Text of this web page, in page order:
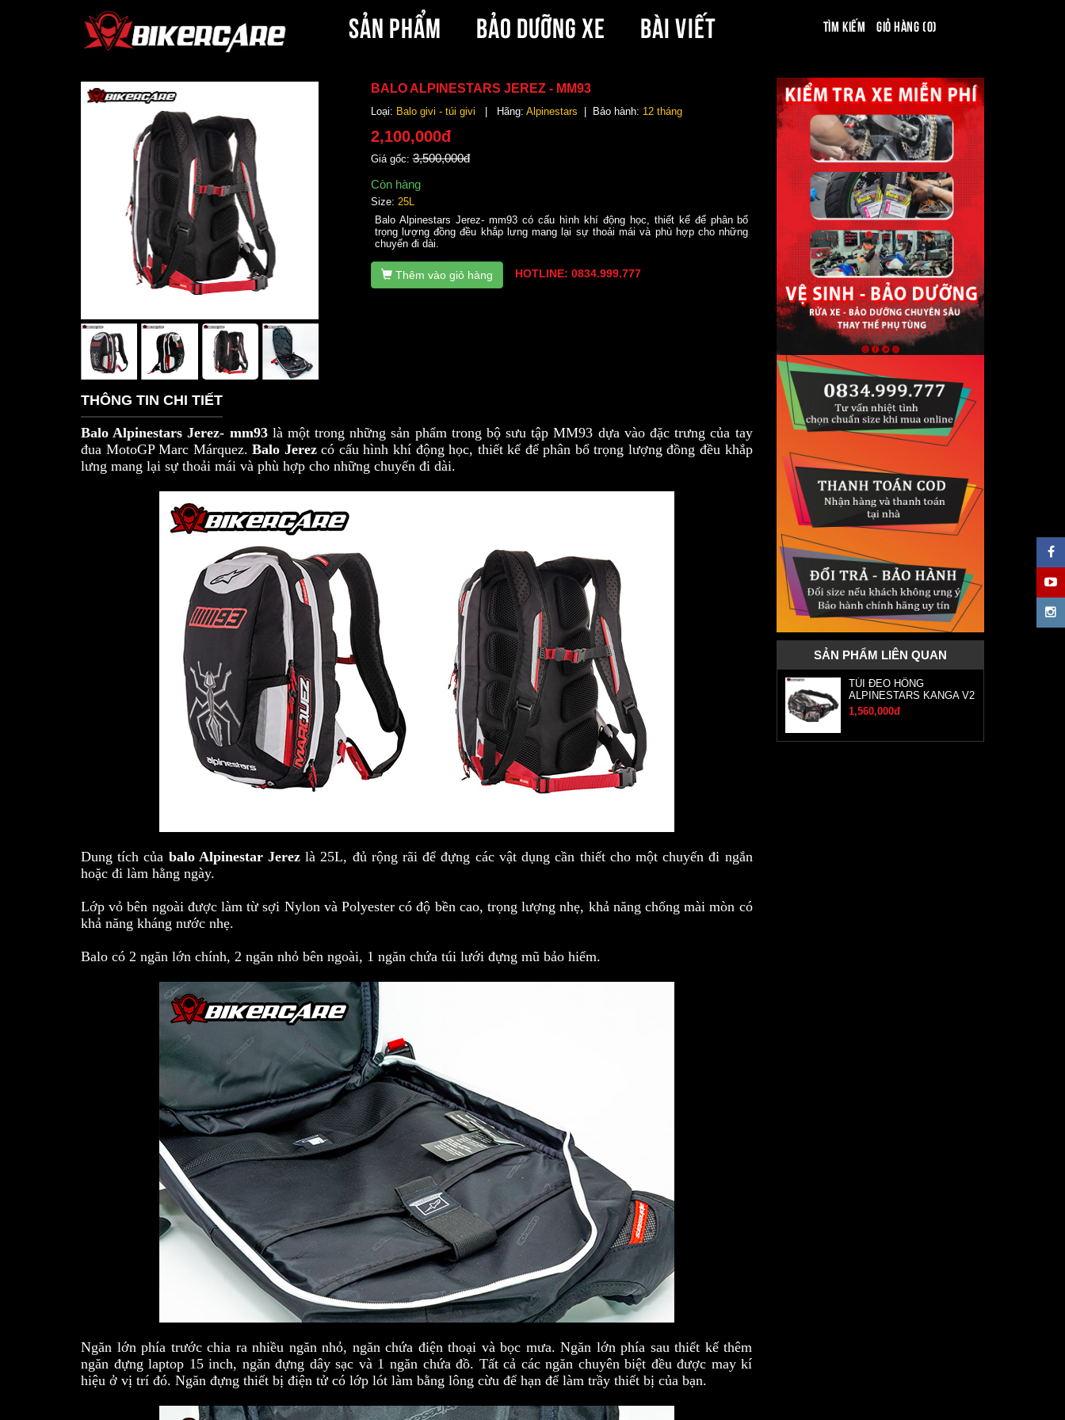
SẢN PHẨM BẢO DƯỠNG XE BÀI VIẾT Tìm kiếm Giỏ hàng (0)
BALO ALPINESTARS JEREZ - MM93
Loại: Balo givi - túi givi | Hãng: Alpinestars | Bảo hành: 12 tháng
2,100,000đ
Giá gốc:3,500,000đ
Còn hàng
Size: 25L
Balo Alpinestars Jerez- mm93 có cấu hình khí động học, thiết kế để phân bổ
trọng lượng đồng đều khắp lưng mang lại sự thoải mái và phù hợp cho những
chuyến đi dài.
Thêm vào giỏ hàng HOTLINE: 0834.999.777
THÔNG TIN CHI TIẾT
Balo Alpinestars Jerez- mm93là một trong những sản phẩm trong bộ sưu tập MM93 dựa vào đặc trưng của tay
đua MotoGP Marc Márquez.Balo Jerezcó cấu hình khí động học, thiết kế để phân bổ trọng lượng đồng đều khắp
lưng mang lại sự thoải mái và phù hợp cho những chuyến đi dài.
Dung tích của balo Alpinestar Jerezlà 25L, đủ rộng rãi để đựng các vật dụng cần thiết cho một chuyến đi ngắn
hoặc đi làm hằng ngày.
Lớp vỏ bên ngoài được làm từ sợi Nylon và Polyester có độ bền cao, trọng lượng nhẹ, khả năng chống mài mòn có
khả năng kháng nước nhẹ.
Balo có 2 ngăn lớn chính, 2 ngăn nhỏ bên ngoài, 1 ngăn chứa túi lưới đựng mũ bảo hiểm.
Ngăn lớn phía trước chia ra nhiều ngăn nhỏ, ngăn chứa điện thoại và bọc mưa. Ngăn lớn phía sau thiết kế thêm
ngăn đựng laptop 15 inch, ngăn đựng dây sạc và 1 ngăn chứa đồ. Tất cả các ngăn chuyên biệt đều được may kí
hiệu ở vị trí đó. Ngăn đựng thiết bị điện tử có lớp lót làm bằng lông cừu để hạn để làm trầy thiết bị của bạn.
SẢN PHẨM LIÊN QUAN
TÚI ĐEO HÔNG
ALPINESTARS KANGA V2
1,560,000đ